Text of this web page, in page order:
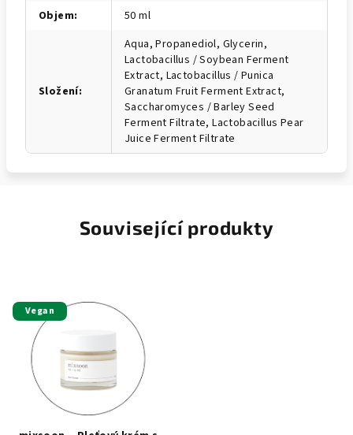
Objem: 50 ml
Složení:
Aqua, Propanediol, Glycerin,
Lactobacillus / Soybean Ferment
Extract, Lactobacillus / Punica
Granatum Fruit Ferment Extract,
Saccharomyces / Barley Seed
Ferment Filtrate, Lactobacillus Pear
Juice Ferment Filtrate
Související produkty
Vegan